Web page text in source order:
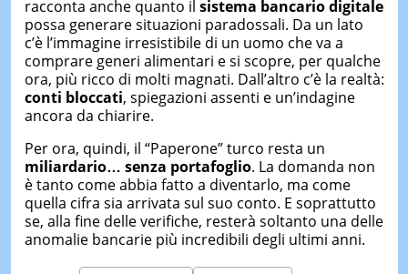
racconta anche quanto il sistema bancario digitale
possa generare situazioni paradossali. Da un lato
c’è l’immagine irresistibile di un uomo che va a
comprare generi alimentari e si scopre, per qualche
ora, più ricco di molti magnati. Dall’altro c’è la realtà:
conti bloccati, spiegazioni assenti e un’indagine
ancora da chiarire.
Per ora, quindi, il “Paperone” turco resta un
miliardario… senza portafoglio. La domanda non
è tanto come abbia fatto a diventarlo, ma come
quella cifra sia arrivata sul suo conto. E soprattutto
se, alla fine delle verifiche, resterà soltanto una delle
anomalie bancarie più incredibili degli ultimi anni.